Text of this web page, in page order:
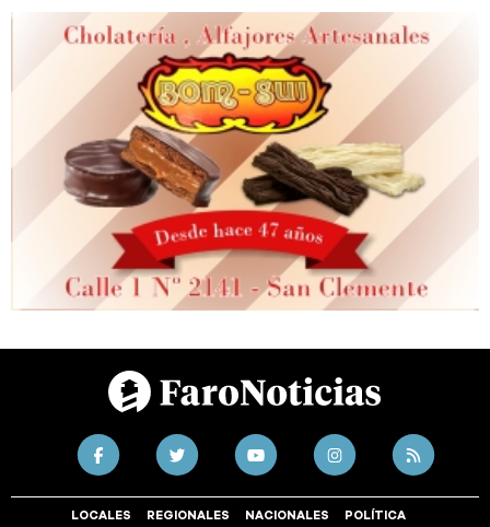
LOCALES REGIONALES NACIONALES POLÍTICA